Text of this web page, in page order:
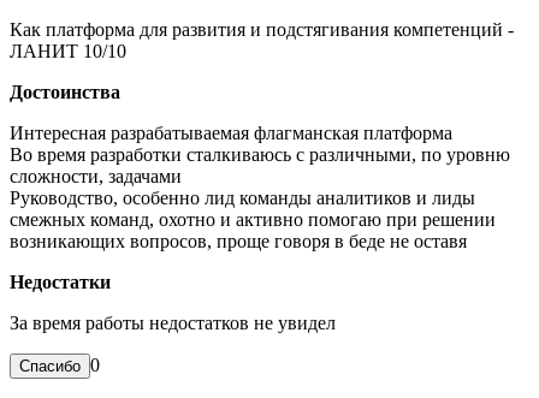
Как платформа для развития и подстягивания компетенций -
ЛАНИТ 10/10
Достоинства
Интересная разрабатываемая флагманская платформа
Во время разработки сталкиваюсь с различными, по уровню
сложности, задачами
Руководство, особенно лид команды аналитиков и лиды
смежных команд, охотно и активно помогаю при решении
возникающих вопросов, проще говоря в беде не оставя
Недостатки
За время работы недостатков не увидел
0